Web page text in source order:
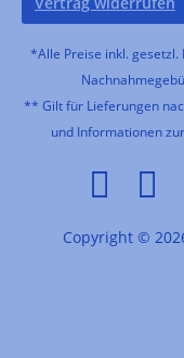
*Alle Preise inkl.
** Gilt für Lieferungen
und Informationen
Copyright ©